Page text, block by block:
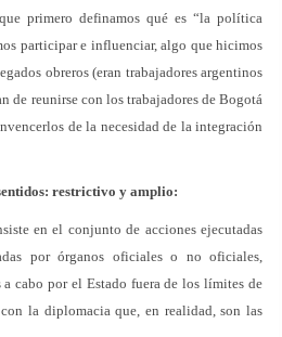
primero definamos qué es “la política
participar e influenciar, algo que hicimos
obreros (eran trabajadores argentinos
de reunirse con los trabajadores de Bogotá
de la necesidad de la integración
restrictivo y amplio:
en el conjunto de acciones ejecutadas
por órganos oficiales o no oficiales,
cabo por el Estado fuera de los límites de
la diplomacia que, en realidad, son las